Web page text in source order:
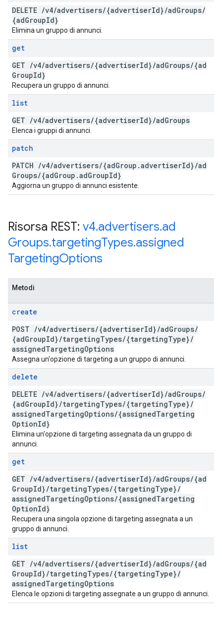
DELETE /v4/advertisers/{advertiserId}/adGroups/
{adGroupId}
Elimina un gruppo di annunci.
get
GET /v4/advertisers/{advertiserId}/adGroups/{ad
GroupId}
Recupera un gruppo di annunci.
list
GET /v4/advertisers/{advertiserId}/adGroups
Elenca i gruppi di annunci.
patch
PATCH /v4/advertisers/{adGroup .advertiserId}/ad
Groups/{adGroup .adGroupId}
Aggiorna un gruppo di annunci esistente.
Risorsa REST: v4.advertisers.ad
Groups.targetingTypes.assigned
TargetingOptions
Metodi
create
POST /v4/advertisers/{advertiserId}/adGroups/
{adGroupId}/targetingTypes/{targetingType}/
assignedTargetingOptions
Assegna un'opzione di targeting a un gruppo di annunci.
delete
DELETE /v4/advertisers/{advertiserId}/adGroups/
{adGroupId}/targetingTypes/{targetingType}/
assignedTargetingOptions/{assignedTargeting
OptionId}
Elimina un'opzione di targeting assegnata da un gruppo di
annunci.
get
GET /v4/advertisers/{advertiserId}/adGroups/{ad
GroupId}/targetingTypes/{targetingType}/
assignedTargetingOptions/{assignedTargeting
OptionId}
Recupera una singola opzione di targeting assegnata a un
gruppo di annunci.
list
GET /v4/advertisers/{advertiserId}/adGroups/{ad
GroupId}/targetingTypes/{targetingType}/
assignedTargetingOptions
Elenca le opzioni di targeting assegnate a un gruppo di annunci.